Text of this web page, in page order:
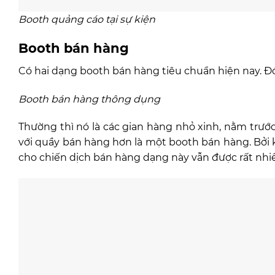
Booth quảng cáo tại sự kiện
Booth bán hàng
Có hai dạng booth bán hàng tiêu chuẩn hiện nay.
Booth bán hàng thông dụng
Thường thì nó là các gian hàng nhỏ xinh, nằm
với quầy bán hàng hơn là một booth bán hàng.
cho chiến dịch bán hàng dạng này vẫn được rất